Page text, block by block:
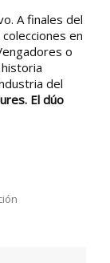
A finales del
en
o
del
El dúo